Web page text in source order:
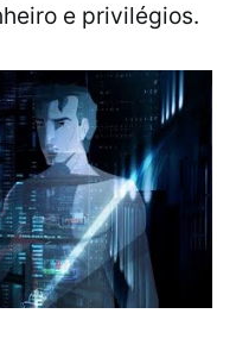
e privilégios.